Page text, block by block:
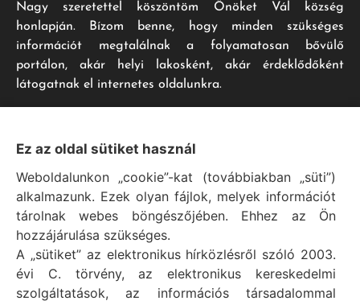
Nagy szeretettel köszöntöm Önöket Vál község
honlapján. Bízom benne, hogy minden szükséges
információt megtalálnak a folyamatosan bővülő
portálon, akár helyi lakosként, akár érdeklődőként
látogatnak el internetes oldalunkra.
Impresszum
Vál Község Önkormányzat hivatalos honlapja
Vál Község Önkormányzat © 1996 - 2020
Adószám: 15727079-2-07
Adatvédelmi tájékoztató
Felelős: Bechtold Tamás polgármester
Cím: H-2473 Vál, Vajda János utca 2.
Ez az oldal sütiket használ
Weboldalunkon „cookie”-kat (továbbiakban „süti”)
alkalmazunk. Ezek olyan fájlok, melyek információt
tárolnak webes böngészőjében. Ehhez az Ön
hozzájárulása szükséges.
A „sütiket” az elektronikus hírközlésről szóló 2003.
évi C. törvény, az elektronikus kereskedelmi
szolgáltatások, az információs társadalommal